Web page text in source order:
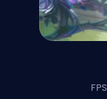
FPS